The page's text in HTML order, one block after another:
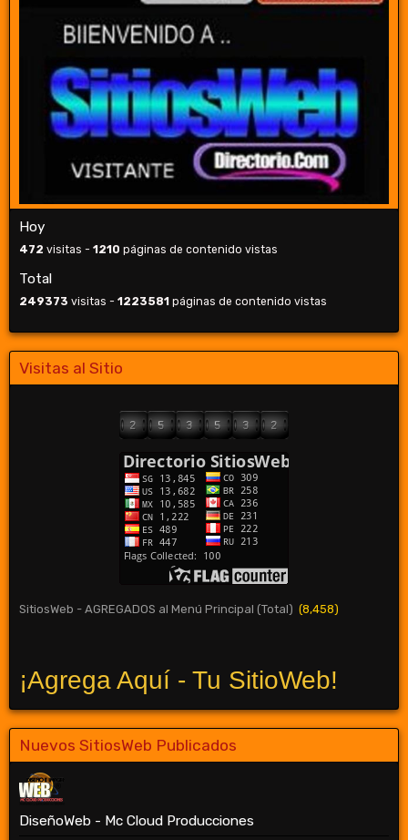
Hoy
472 visitas - 1210 páginas de contenido vistas
Total
249373 visitas - 1223581 páginas de contenido vistas
Visitas al Sitio
SitiosWeb - AGREGADOS al Menú Principal (Total) (8,458)
¡Agrega Aquí - Tu SitioWeb!
Nuevos SitiosWeb Publicados
DiseñoWeb - Mc Cloud Producciones